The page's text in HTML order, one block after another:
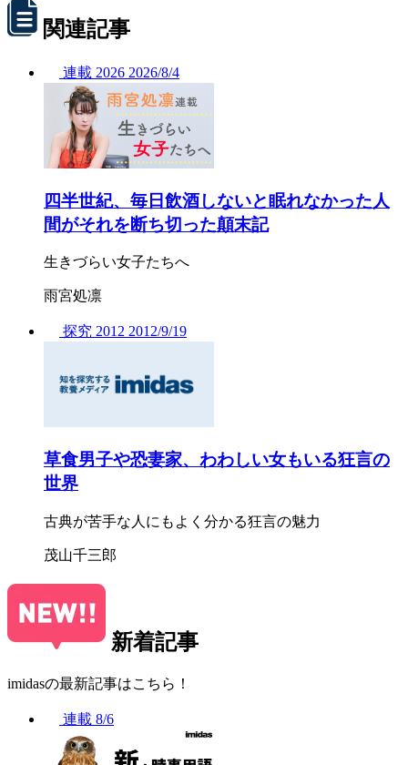
関連記事
連載 2026 2026/8/4
四半世紀、毎日飲酒しないと眠れなかった人
間がそれを断ち切った顛末記
生きづらい女子たちへ
雨宮処凛
探究 2012 2012/9/19
草食男子や恐妻家、わわしい女もいる狂言の
世界
古典が苦手な人にもよく分かる狂言の魅力
茂山千三郎
新着記事
imidasの最新記事はこちら！
連載 8/6